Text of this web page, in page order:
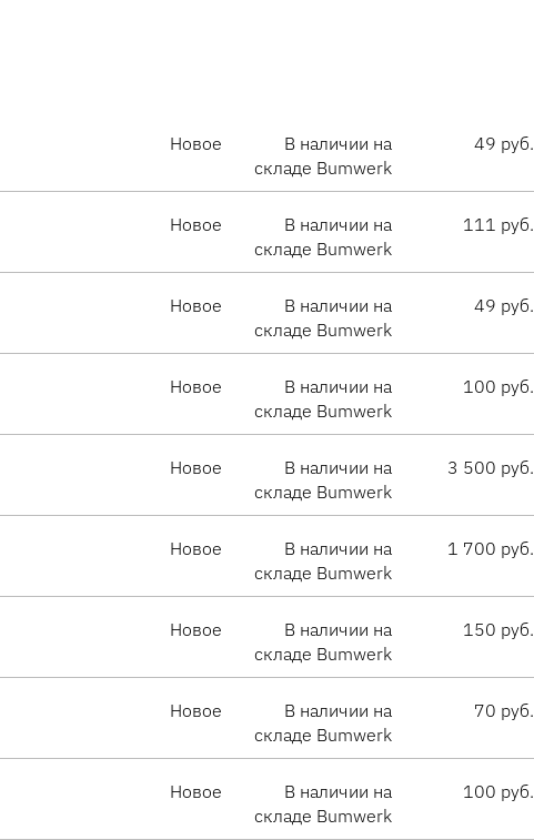
Новое
В наличии на
складе Bumwerk
49 руб.
Новое
В наличии на
складе Bumwerk
111 руб.
Новое
В наличии на
складе Bumwerk
49 руб.
Новое
В наличии на
складе Bumwerk
100 руб.
Новое
В наличии на
складе Bumwerk
3 500 руб.
Новое
В наличии на
складе Bumwerk
1 700 руб.
Новое
В наличии на
складе Bumwerk
150 руб.
Новое
В наличии на
складе Bumwerk
70 руб.
Новое
В наличии на
складе Bumwerk
100 руб.